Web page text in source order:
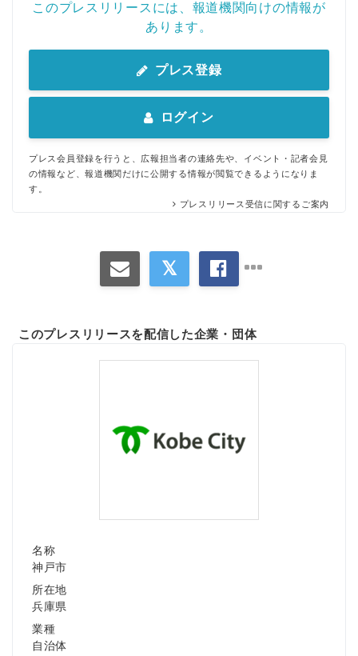
このプレスリリースには、報道機関向けの情報が
あります。
プレス登録
ログイン
プレス会員登録を行うと、広報担当者の連絡先や、イベント・記者会見
の情報など、報道機関だけに公開する情報が閲覧できるようになりま
す。
プレスリリース受信に関するご案内
このプレスリリースを配信した企業・団体
名称
神戸市
所在地
兵庫県
業種
自治体